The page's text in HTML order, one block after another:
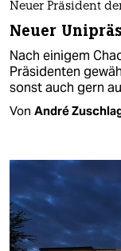
Neuer Präsident
Neuer
Nach einigem
Präsidenten
sonst auch gern
Von André